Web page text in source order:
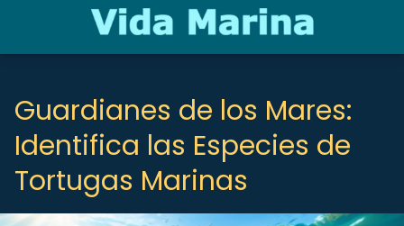
Guardianes de los Mares:
Identifica las Especies de
Tortugas Marinas